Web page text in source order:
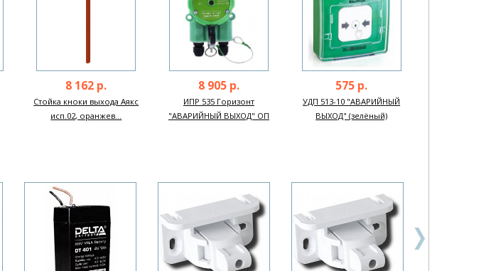
8 162 р.
Стойка кноки выхода Аякс
исп.02, оранжев...
8 905 р.
ИПР 535 Горизонт
"АВАРИЙНЫЙ ВЫХОД" ОП
575 р.
УДП 513-10 "АВАРИЙНЫЙ
ВЫХОД" (зелёный)
Next